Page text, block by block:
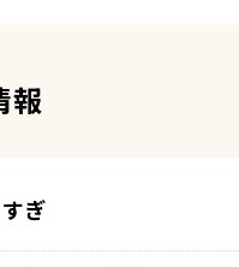
報
ぎ